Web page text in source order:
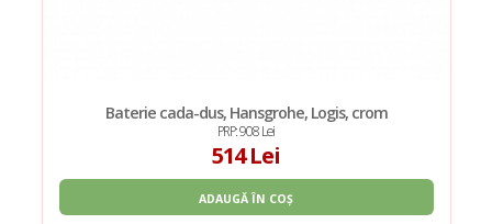
Baterie cada-dus, Hansgrohe, Logis, crom
PRP: 908 Lei
514 Lei
ADAUGĂ ÎN COȘ